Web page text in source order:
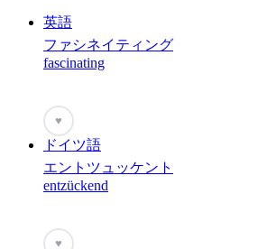
英語
ファシネイティング
fascinating
♥
ドイツ語
エントツュッケント
entzückend
♥